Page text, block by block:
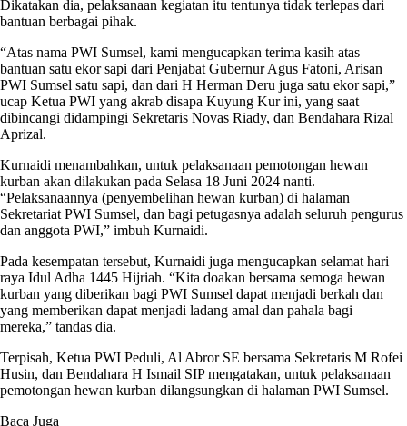
Dikatakan dia, pelaksanaan kegiatan itu tentunya tidak terlepas dari
bantuan berbagai pihak.
“Atas nama PWI Sumsel, kami mengucapkan terima kasih atas
bantuan satu ekor sapi dari Penjabat Gubernur Agus Fatoni, Arisan
PWI Sumsel satu sapi, dan dari H Herman Deru juga satu ekor sapi,”
ucap Ketua PWI yang akrab disapa Kuyung Kur ini, yang saat
dibincangi didampingi Sekretaris Novas Riady, dan Bendahara Rizal
Aprizal.
Kurnaidi menambahkan, untuk pelaksanaan pemotongan hewan
kurban akan dilakukan pada Selasa 18 Juni 2024 nanti.
“Pelaksanaannya (penyembelihan hewan kurban) di halaman
Sekretariat PWI Sumsel, dan bagi petugasnya adalah seluruh pengurus
dan anggota PWI,” imbuh Kurnaidi.
Pada kesempatan tersebut, Kurnaidi juga mengucapkan selamat hari
raya Idul Adha 1445 Hijriah. “Kita doakan bersama semoga hewan
kurban yang diberikan bagi PWI Sumsel dapat menjadi berkah dan
yang memberikan dapat menjadi ladang amal dan pahala bagi
mereka,” tandas dia.
Terpisah, Ketua PWI Peduli, Al Abror SE bersama Sekretaris M Rofei
Husin, dan Bendahara H Ismail SIP mengatakan, untuk pelaksanaan
pemotongan hewan kurban dilangsungkan di halaman PWI Sumsel.
Baca Juga